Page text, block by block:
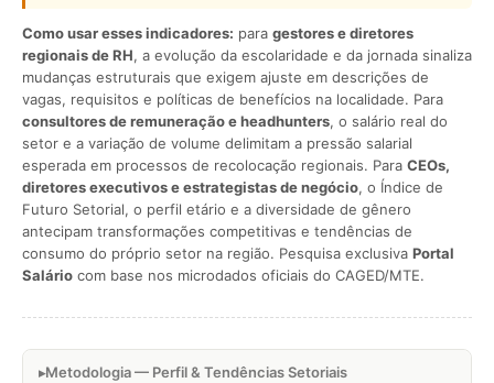
Como usar esses indicadores: para gestores e diretores
regionais de RH, a evolução da escolaridade e da jornada sinaliza
mudanças estruturais que exigem ajuste em descrições de
vagas, requisitos e políticas de benefícios na localidade. Para
consultores de remuneração e headhunters, o salário real do
setor e a variação de volume delimitam a pressão salarial
esperada em processos de recolocação regionais. Para CEOs,
diretores executivos e estrategistas de negócio, o Índice de
Futuro Setorial, o perfil etário e a diversidade de gênero
antecipam transformações competitivas e tendências de
consumo do próprio setor na região. Pesquisa exclusiva Portal
Salário com base nos microdados oficiais do CAGED/MTE.
Metodologia — Perfil & Tendências Setoriais